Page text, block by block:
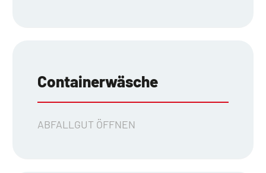
Containerwäsche
ABFALLGUT ÖFFNEN